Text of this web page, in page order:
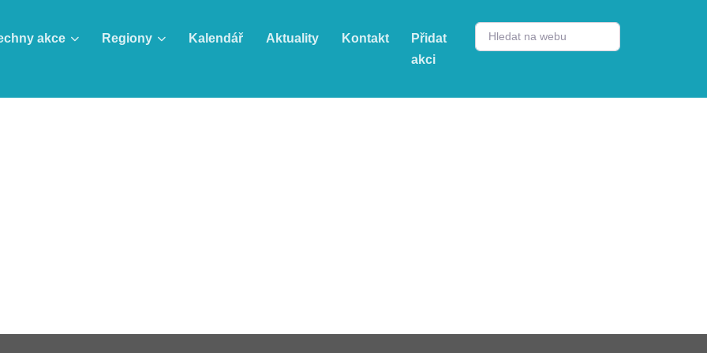
akce Regiony Kalendář Aktuality Kontakt
Přidat
akci